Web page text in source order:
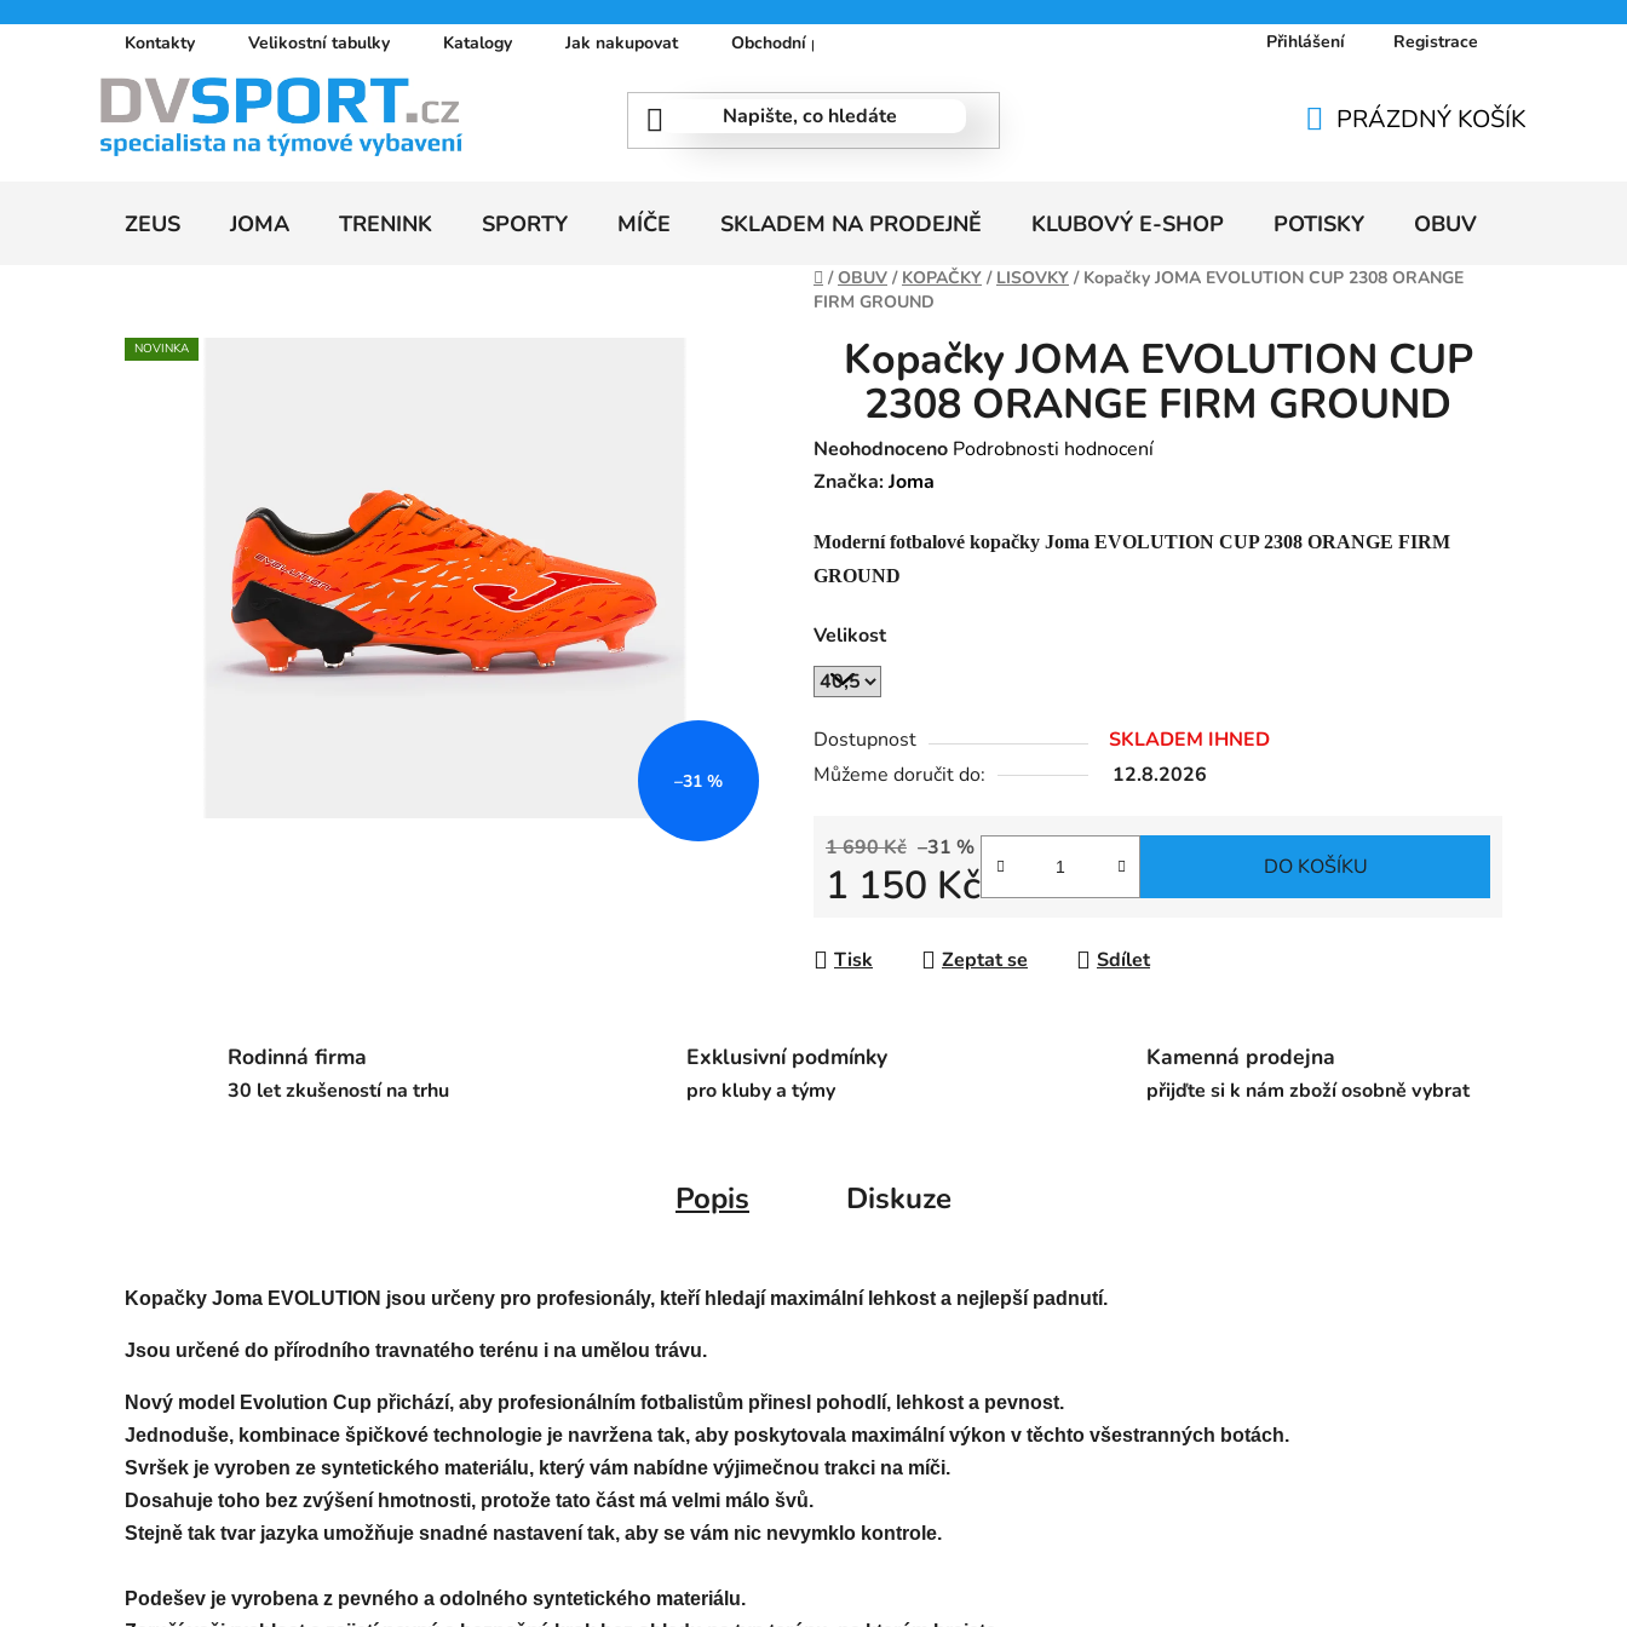
Kontakty Velikostní tabulky Katalogy Jak nakupovat Obchodní podmínky Doprava a platby Ceníky
Přihlášení Registrace
KOŠÍK
PRÁZDNÝ KOŠÍK
ZEUS JOMA TRENINK SPORTY MÍČE SKLADEM NA PRODEJNĚ KLUBOVÝ E-SHOP POTISKY OBUV
Domů
/ OBUV / KOPAČKY / LISOVKY / Kopačky JOMA EVOLUTION CUP 2308 ORANGE
FIRM GROUND
Kopačky JOMA EVOLUTION CUP
2308 ORANGE FIRM GROUND
Průměrné
hodnocení
je
0,0
5
hvězdiček.
Neohodnoceno Podrobnosti hodnocení
Značka:Joma
Moderní fotbalové kopačky Joma EVOLUTION CUP 2308 ORANGE FIRM
GROUND
Velikost
Dostupnost
SKLADEM IHNED
Můžeme doručit do:
12.8.2026
1 690 Kč –31 %
1 150 Kč DO KOŠÍKU
Tisk Zeptat se Sdílet
NOVINKA
–31 %
Rodinná firma
30 let zkušeností na trhu
Exklusivní podmínky
pro kluby a týmy
Kamenná prodejna
přijďte si k nám zboží osobně vybrat
Popis Diskuze
Kopačky Joma EVOLUTION jsou určeny pro profesionály, kteří hledají maximální lehkost a nejlepší padnutí.
Jsou určené do přírodního travnatého terénu i na umělou trávu.
Nový model Evolution Cup přichází, aby profesionálním fotbalistům přinesl pohodlí, lehkost a pevnost.
Jednoduše, kombinace špičkové technologie je navržena tak, aby poskytovala maximální výkon v těchto všestranných botách.
Svršek je vyroben ze syntetického materiálu, který vám nabídne výjimečnou trakci na míči.
Dosahuje toho bez zvýšení hmotnosti, protože tato část má velmi málo švů.
Stejně tak tvar jazyka umožňuje snadné nastavení tak, aby se vám nic nevymklo kontrole.
Podešev je vyrobena z pevného a odolného syntetického materiálu.